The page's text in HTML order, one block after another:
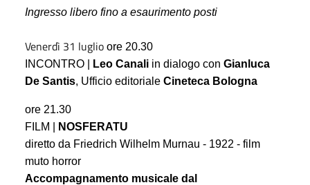
Ingresso libero fino a esaurimento posti
Venerdì 31 luglio ore 20.30
INCONTRO |
Leo Canali in dialogo con Gianluca
De Santis, Ufficio editoriale Cineteca Bologna
ore 21.30
FILM |
NOSFERATU
diretto da Friedrich Wilhelm Murnau - 1922 - film
muto horror
Accompagnamento musicale dal